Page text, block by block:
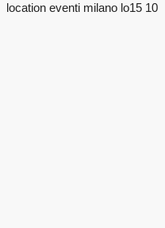
location eventi milano lo15 10